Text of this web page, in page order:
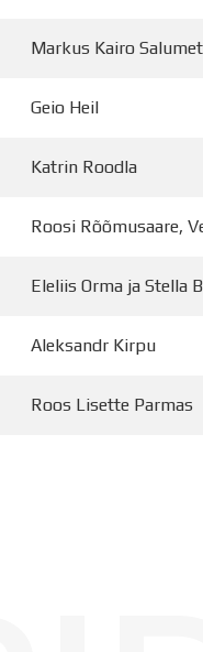
Markus Kairo
Geio Heil
Katrin Roodla
Roosi Rõõmusaare,
Eleliis Orma ja Stella
Aleksandr Kirpu
Roos Lisette Parmas